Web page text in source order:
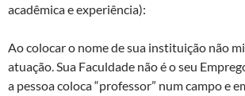
acadêmica e experiência):
Ao colocar o nome de sua instituição não
atuação. Sua Faculdade não é o seu
a pessoa coloca “professor” num campo e